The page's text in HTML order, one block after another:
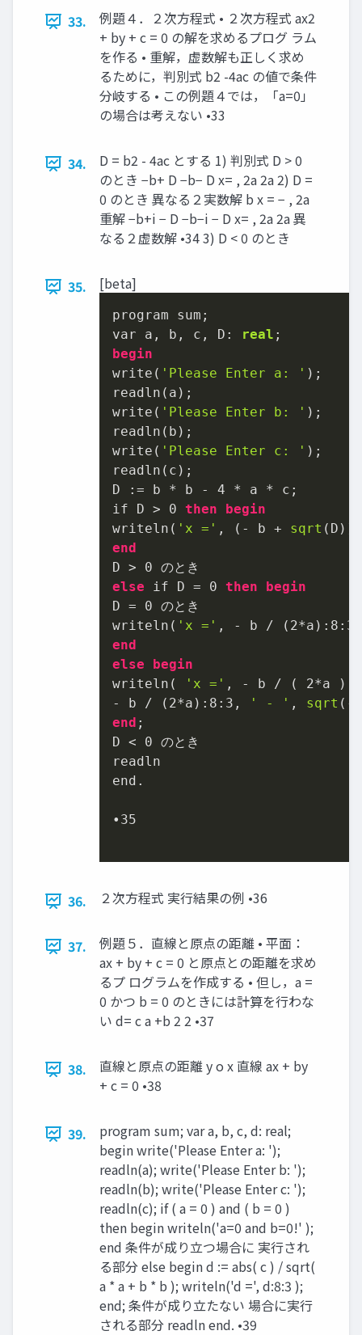
33.
例題４．２次方程式 • ２次方程式 ax2
+ by + c = 0 の解を求めるプログ ラム
を作る • 重解，虚数解も正しく求め
るために，判別式 b2 -4ac の値で条件
分岐する • この例題４では，「a=0」
の場合は考えない •33
34.
D = b2 - 4ac とする 1) 判別式 D > 0
のとき −b+ D −b− D x= , 2a 2a 2) D =
0 のとき 異なる２実数解 b x = − , 2a
重解 −b+i − D −b−i − D x= , 2a 2a 異
なる２虚数解 •34 3) D < 0 のとき
35. [beta]
program sum;
var a, b, c, D:
real
begin
write( 'Please Enter a: ' );
readln(a);
write( 'Please Enter b: ' );
readln(b);
write( 'Please Enter c: ' );
readln(c);
D : = b * b - 4 * a *
c;
if D > 0 then
begin
writeln( 'x =' , ( - b + sqrt (D))
end
D > 0
else if D = 0 then
begin
D = 0 のとき
writeln( 'x =' , - b / ( 2*a): 8 : 3
end
else
begin
writeln(
'x =' , - b / ( 2*a ):
-
b / ( 2*a): 8 : 3 , ' - ' , sqrt ( -
end ;
D < 0 のとき
readln
end.
• 35
36. ２次方程式 実行結果の例 •36
37.
例題５．直線と原点の距離 • 平面：
ax + by + c = 0 と原点との距離を求め
るプ ログラムを作成する • 但し，a =
0 かつ b = 0 のときには計算を行わな
い d= c a +b 2 2 •37
38.
直線と原点の距離 y o x 直線 ax + by
+ c = 0 •38
39.
program sum; var a, b, c, d: real;
begin write('Please Enter a: ');
readln(a); write('Please Enter b: ');
readln(b); write('Please Enter c: ');
readln(c); if ( a = 0 ) and ( b = 0 )
then begin writeln('a=0 and b=0!' );
end 条件が成り立つ場合に 実行され
る部分 else begin d := abs( c ) / sqrt(
a * a + b * b ); writeln('d =', d:8:3 );
end; 条件が成り立たない 場合に実行
される部分 readln end. •39